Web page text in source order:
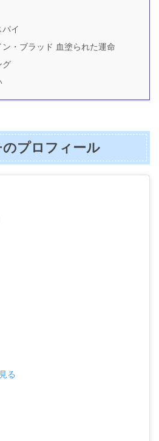
イ
ン・ブラッド 血塗られた運命
グ
プロフィール
る